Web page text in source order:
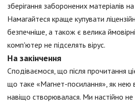
зберігання заборонених матеріалів
Намагайтеся краще купувати
безпечніше, а також є велика
комп'ютер не підселять вірус.
На закінчення
Сподіваємося, що після прочитання
що таке «Магнет-посилання», як нею
навіщо створювалася. Ми настійно